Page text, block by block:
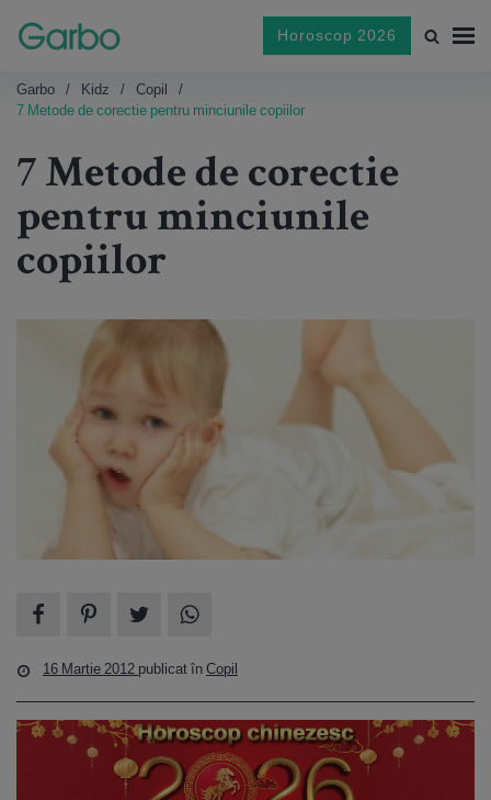
Horoscop 2026
Garbo Kidz
Copil
7 Metode de corectie pentru minciunile copiilor
7 Metode de corectie
pentru minciunile
copiilor
16 Martie 2012 publicat înCopil